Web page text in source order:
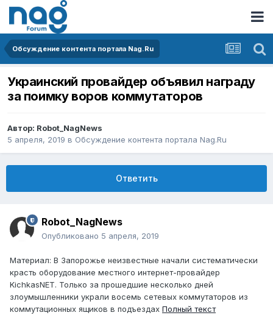
Обсуждение контента портала Nag.Ru
Украинский провайдер объявил награду
за поимку воров коммутаторов
Автор: Robot_NagNews
5 апреля, 2019 в Обсуждение контента портала Nag.Ru
Ответить
Robot_NagNews
Опубликовано 5 апреля, 2019
Материал: В Запорожье неизвестные начали систематически
красть оборудование местного интернет-провайдер
KichkasNET. Только за прошедшие несколько дней
злоумышленники украли восемь сетевых коммутаторов из
коммутационных ящиков в подъездах Полный текст